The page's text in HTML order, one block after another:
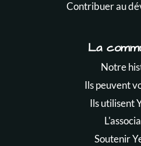
Contribuer au
La
Notre
Ils peuvent
Ils utilisent
Soutenir